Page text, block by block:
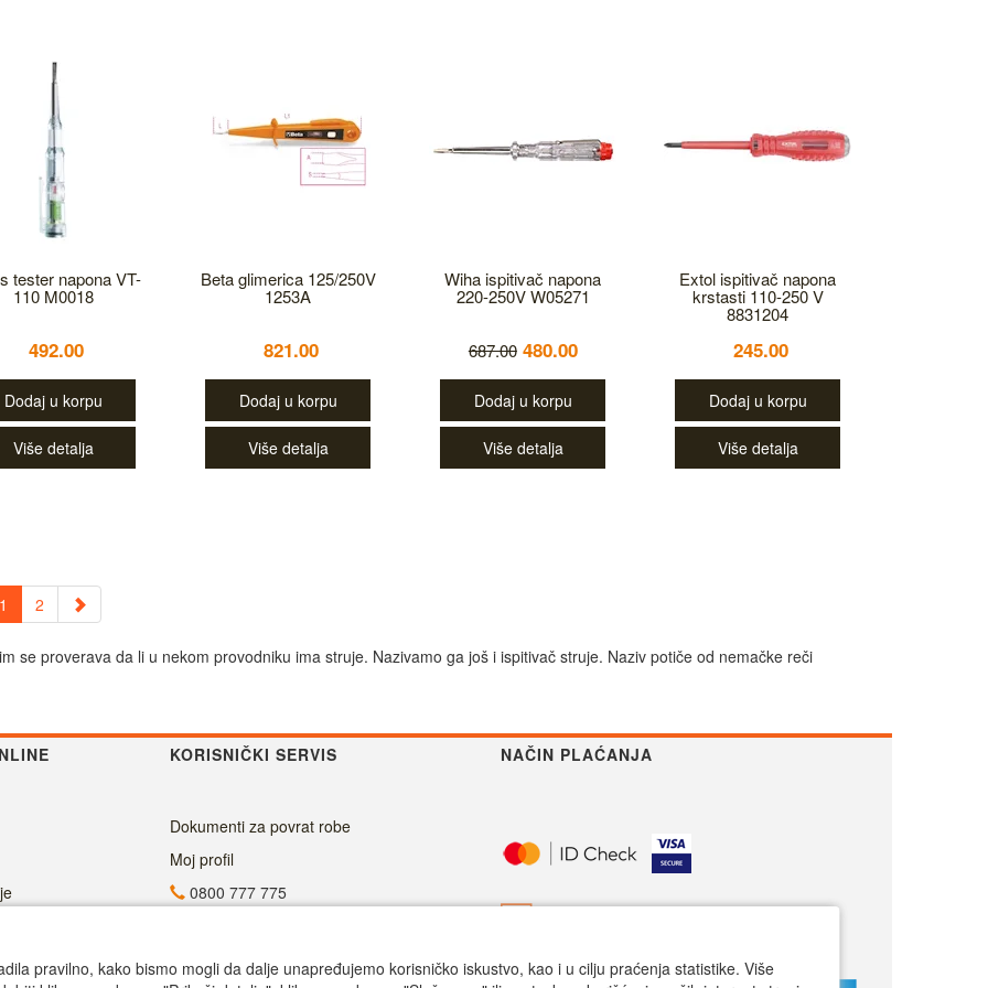
tester napona VT-
110 M0018
492.00
Dodaj u korpu
Više detalja
Beta glimerica 125/250V
1253A
821.00
Dodaj u korpu
Više detalja
Wiha ispitivač napona
220-250V W05271
687.00 480.00
Dodaj u korpu
Više detalja
Extol ispitivač napona
krstasti 110-250 V
8831204
245.00
Dodaj u korpu
Više detalja
2
se proverava da li u nekom provodniku ima struje. Nazivamo ga još i ispitivač struje. Naziv potiče od nemačke reči
KORISNIČKI SERVIS NAČIN PLAĆANJA
Dokumenti za povrat robe
Moj profil
0800 777 775
Radno vreme
pravilno, kako bismo mogli da dalje unapređujemo korisničko iskustvo, kao i u cilju praćenja statistike. Više